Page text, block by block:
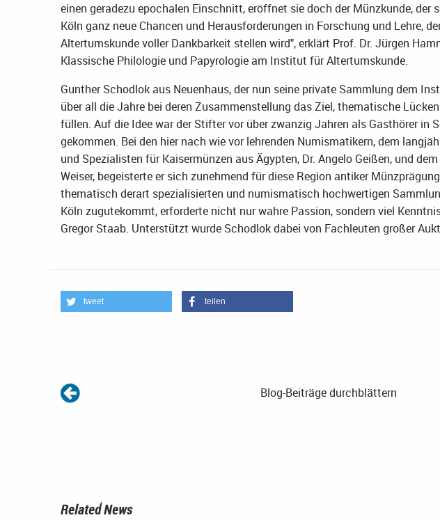
einen geradezu epochalen Einschnitt, eröffnet sie doch der Münzkunde, der
Köln ganz neue Chancen und Herausforderungen in Forschung und Lehre,
Altertumskunde voller Dankbarkeit stellen wird", erklärt Prof. Dr. Jürgen
Klassische Philologie und Papyrologie am Institut für Altertumskunde.
Gunther Schodlok aus Neuenhaus, der nun seine private Sammlung dem
über all die Jahre bei deren Zusammenstellung das Ziel, thematische
füllen. Auf die Idee war der Stifter vor über zwanzig Jahren als Gasthörer in
gekommen. Bei den hier nach wie vor lehrenden Numismatikern, dem
und Spezialisten für Kaisermünzen aus Ägypten, Dr. Angelo Geißen, und
Weiser, begeisterte er sich zunehmend für diese Region antiker
thematisch derart spezialisierten und numismatisch hochwertigen
Köln zugutekommt, erforderte nicht nur wahre Passion, sondern viel
Gregor Staab. Unterstützt wurde Schodlok dabei von Fachleuten großer
tweet teilen
Blog-Beiträge durchblättern
Related News